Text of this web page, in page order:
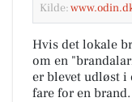
Kilde:
Hvis det lokale
om en
er blevet udløst i
fare for en brand.